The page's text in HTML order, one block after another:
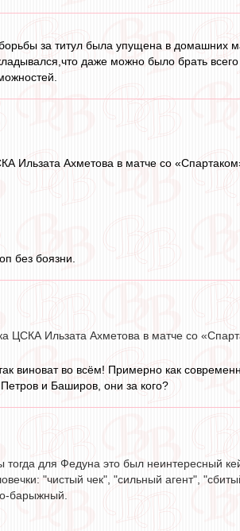
за титул была упущена в
даже можно было брать
Ильзата Ахметова в матче со
без боязни.
ЦСКА Ильзата Ахметова в матче со
виноват во всём! Примерно как
и Баширов, они за кого?
тогда для Федуна это был неинтересный
"чистый чек", "сильный агент",
барыжный.